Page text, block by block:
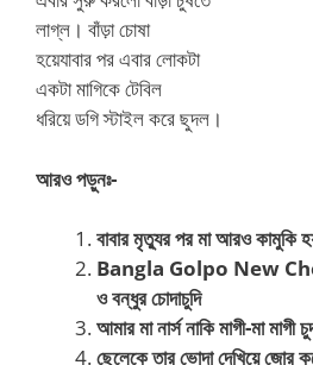
লাগ্ল। বাঁড়া চোষা
হয়েযাবার পর এবার লোকটা
একটা মাগিকে টেবিল
ধরিয়ে ডগি স্টাইল করে ছুদল।
আরও পড়ুনঃ-
বাবার মৃত্যুর পর মা আরও
Bangla Golpo New Choti
ও বন্ধুর চোদাচুদি
আমার মা নার্স নাকি মাগী-মা মাগী
ছেলেকে তার ভোদা দেখিয়ে জোর